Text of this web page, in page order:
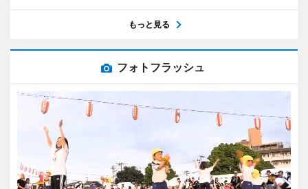
もっと見る
フォトフラッシュ